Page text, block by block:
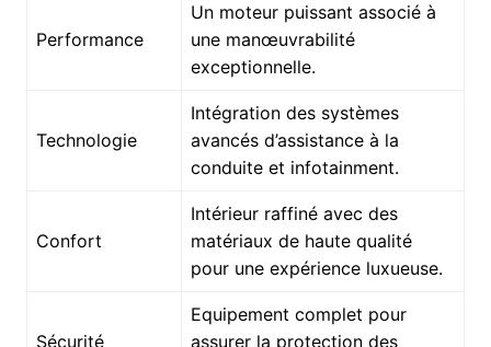
Performance
Un moteur puissant associé à
une manœuvrabilité
exceptionnelle.
Technologie
Intégration des systèmes
avancés d’assistance à la
conduite et infotainment.
Confort
Intérieur raffiné avec des
matériaux de haute qualité
pour une expérience luxueuse.
Sécurité
Equipement complet pour
assurer la protection des